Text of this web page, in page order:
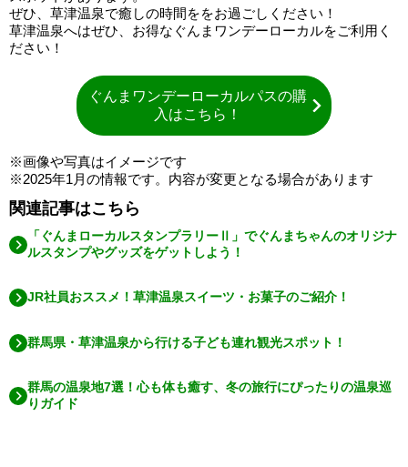
ぜひ、草津温泉で癒しの時間ををお過ごしください！
草津温泉へはぜひ、お得なぐんまワンデーローカルをご利用く
ださい！
ぐんまワンデーローカルパスの購
入はこちら！
※画像や写真はイメージです
※2025年1月の情報です。内容が変更となる場合があります
関連記事はこちら
「ぐんまローカルスタンプラリーⅡ」でぐんまちゃんのオリジナ
ルスタンプやグッズをゲットしよう！
JR社員おススメ！草津温泉スイーツ・お菓子のご紹介！
群馬県・草津温泉から行ける子ども連れ観光スポット！
群馬の温泉地7選！心も体も癒す、冬の旅行にぴったりの温泉巡
りガイド